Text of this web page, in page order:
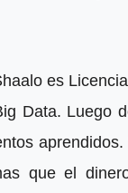
es
Data. Luego
que el